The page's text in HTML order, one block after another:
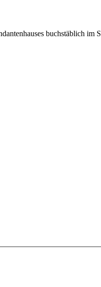
buchstäblich